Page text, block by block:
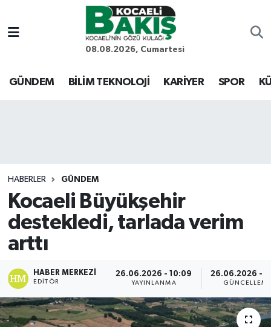
08.08.2026, Cumartesi
GÜNDEM BİLİM TEKNOLOJİ KARİYER SPOR
HABERLER GÜNDEM
Kocaeli Büyükşehir
destekledi, tarlada verim
arttı
HABER MERKEZI
EDITÖR
26.06.2026 - 10:09
YAYINLANMA
26.06.2026 -
Kocaeli Nöbetçi Eczaneler
Kocaeli Hava Durumu
Son Dakika Haberleri
Haber Arşivi